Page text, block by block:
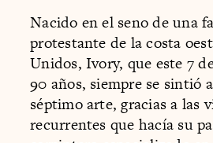
Nacido en el seno de una
protestante de la costa
Unidos, Ivory, que este 7
90 años, siempre se sintió
séptimo arte, gracias a las
recurrentes que hacía su